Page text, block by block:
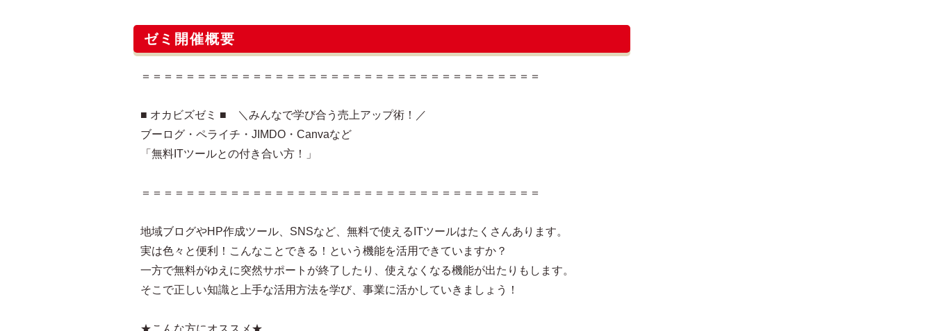
ゼミ開催概要
＝＝＝＝＝＝＝＝＝＝＝＝＝＝＝＝＝＝＝＝＝＝＝＝＝＝＝＝＝＝＝＝＝＝＝＝
■ オカビズゼミ ■ ＼みんなで学び合う売上アップ術！／
ブーログ・ペライチ・JIMDO・Canvaなど
「無料ITツールとの付き合い方！」
＝＝＝＝＝＝＝＝＝＝＝＝＝＝＝＝＝＝＝＝＝＝＝＝＝＝＝＝＝＝＝＝＝＝＝＝
地域ブログやHP作成ツール、SNSなど、無料で使えるITツールはたくさんあります。
実は色々と便利！こんなことできる！という機能を活用できていますか？
一方で無料がゆえに突然サポートが終了したり、使えなくなる機能が出たりもします。
そこで正しい知識と上手な活用方法を学び、事業に活かしていきましょう！
★こんな方にオススメ★